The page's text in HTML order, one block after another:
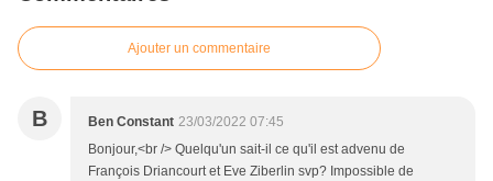
Ajouter un commentaire
B Ben Constant 23/03/2022 07:45
Bonjour,<br /> Quelqu'un sait-il ce qu'il est advenu de
François Driancourt et Eve Ziberlin svp? Impossible de